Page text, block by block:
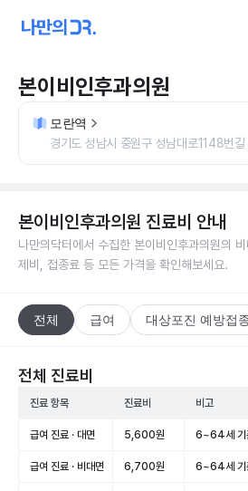
본이비인후과의원
모란역
경기도 성남시 중원구 성남대로1148번
본이비인후과의원 진료비 안내
나만의닥터에서 수집한 본이비인후과의원의
제비, 접종료 등 모든 가격을 확인해보세요.
전체 급여 대상포진 예방접
전체 진료비
진료 항목 진료비 비고
급여 진료 · 대면 5,600원 6~64세 기
급여 진료 · 비대면 6,700원 6~64세 기